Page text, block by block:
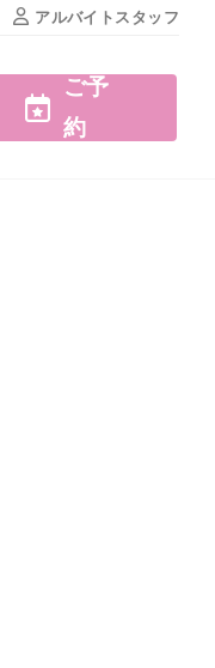
アルバイトスタッフ
ご予
約